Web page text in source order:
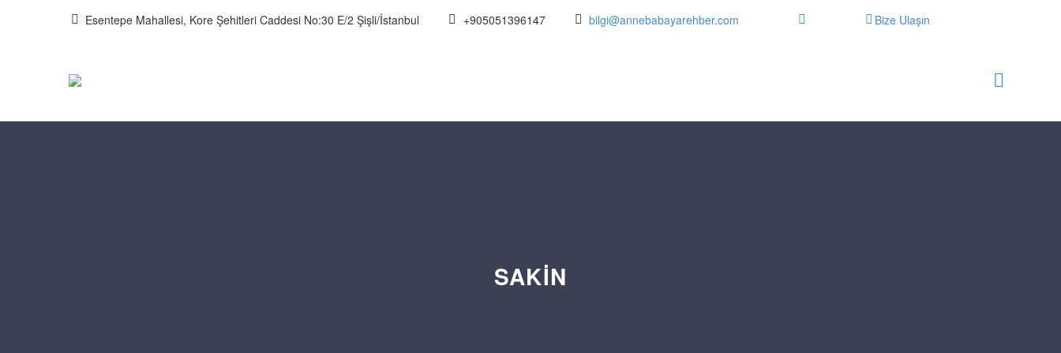
Esentepe Mahallesi, Kore Şehitleri Caddesi No:30 E/2 Şişli/İstanbul +905051396147 bilgi@annebabayarehber.com Bize Ulaşın
SAKIN